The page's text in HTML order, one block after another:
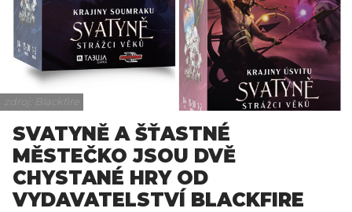
zdroj: Blackfire
SVATYNĚ A ŠŤASTNÉ
MĚSTEČKO JSOU DVĚ
CHYSTANÉ HRY OD
VYDAVATELSTVÍ BLACKFIRE